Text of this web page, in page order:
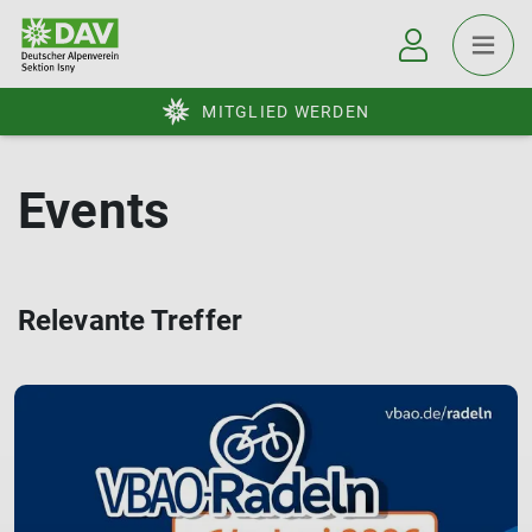
MITGLIED WERDEN
Events
Relevante Treffer